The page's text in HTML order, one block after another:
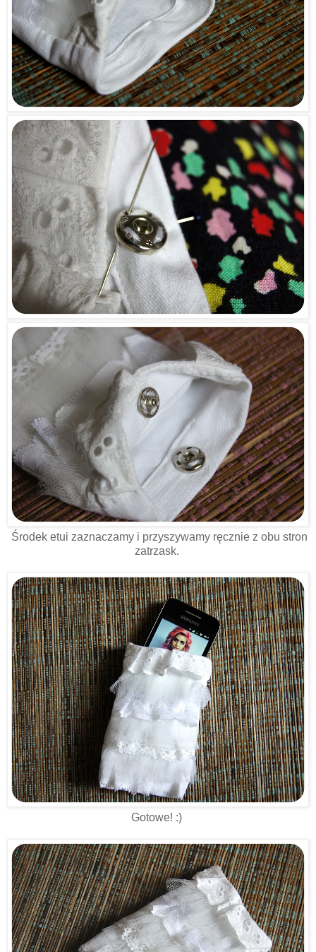
Środek etui zaznaczamy i przyszywamy ręcznie z obu stron
zatrzask.
Gotowe! :)